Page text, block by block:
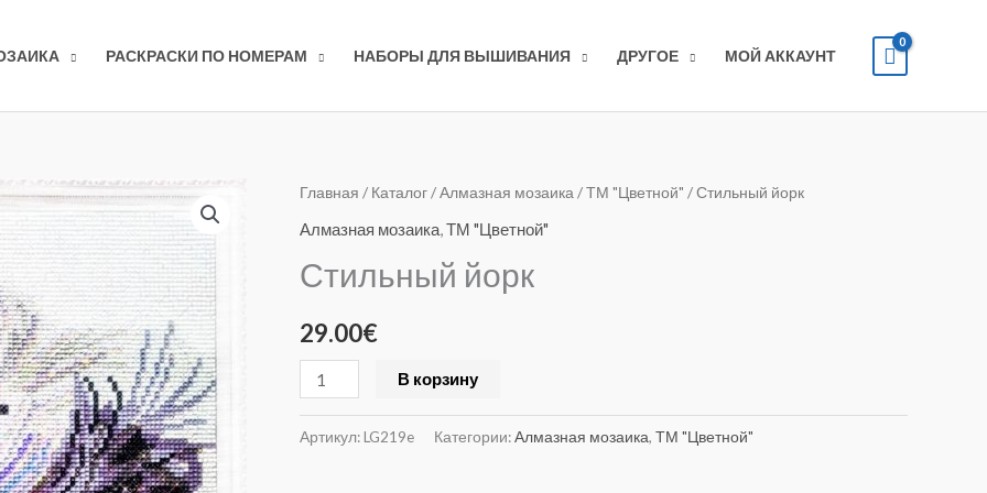
РАСКРАСКИ ПО НОМЕРАМ НАБОРЫ ДЛЯ ВЫШИВАНИЯ ДРУГОЕ МОЙ АККАУНТ
Главная / Каталог/Алмазная мозаика /ТМ "Цветной" / Стильный йорк
Алмазная мозаика,ТМ "Цветной"
Стильный йорк
29.00€
Количество
товара
йорк
В корзину
Артикул:LG219e Категории:Алмазная мозаика, ТМ "Цветной"